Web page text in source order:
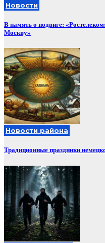
Новости
В память о подвиге:
Москву»
Новости района
Традиционные праздники